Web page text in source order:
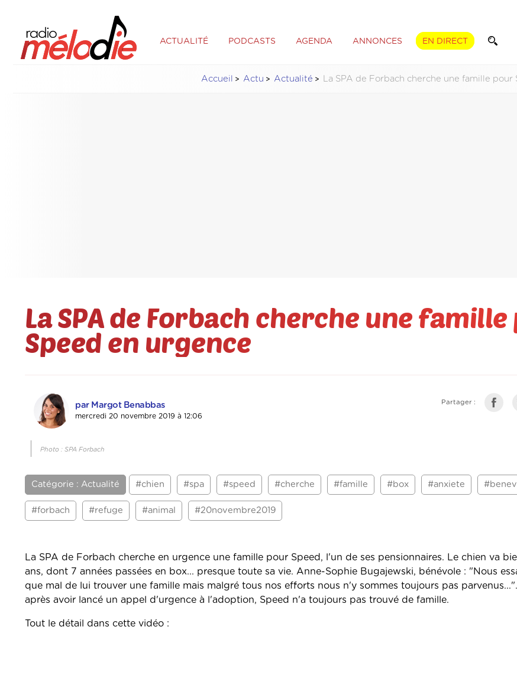
ACTUALITÉ PODCASTS AGENDA ANNONCES EN DIRECT
Accueil Actu Actualité La SPA de Forbach cherche une famille
La SPA de Forbach cherche une
Speed en urgence
par Margot Benabbas
mercredi 20 novembre 2019 à 12:06
Partager :
Photo : SPA Forbach
Catégorie : Actualité #chien #spa #speed #cherche #famille #box #anxiete
#forbach #refuge #animal #20novembre2019
La SPA de Forbach cherche en urgence une famille pour Speed, l'un de ses pensionnaires. Le chien va
ans, dont 7 années passées en box... presque toute sa vie. Anne-Sophie Bugajewski, bénévole : "Nous
que mal de lui trouver une famille mais malgré tous nos efforts nous n'y sommes toujours pas
après avoir lancé un appel d'urgence à l'adoption, Speed n'a toujours pas trouvé de famille.
Tout le détail dans cette vidéo :